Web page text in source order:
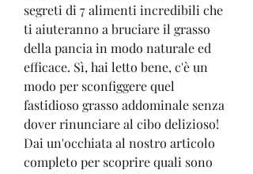
segreti di 7 alimenti incredibili che
ti aiuteranno a bruciare il grasso
della pancia in modo naturale ed
efficace. Sì, hai letto bene, c'è un
modo per sconfiggere quel
fastidioso grasso addominale senza
dover rinunciare al cibo delizioso!
Dai un'occhiata al nostro articolo
completo per scoprire quali sono